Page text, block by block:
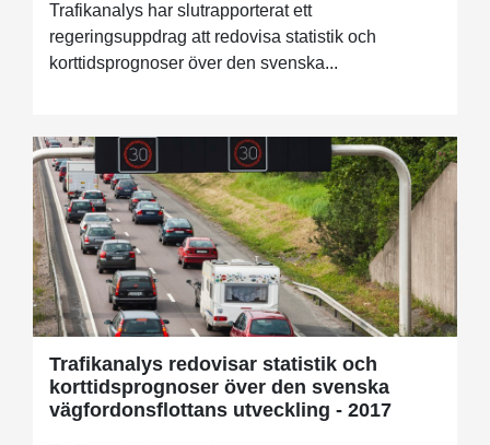
Trafikanalys har slutrapporterat ett
regeringsuppdrag att redovisa statistik och
korttidsprognoser över den svenska...
Trafikanalys redovisar statistik och
korttidsprognoser över den svenska
vägfordonsflottans utveckling - 2017